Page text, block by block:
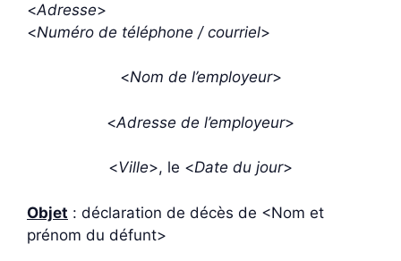
<Adresse>
<Numéro de téléphone / courriel>
<Nom de l’employeur>
<Adresse de l’employeur>
<Ville>, le <Date du jour>
Objet : déclaration de décès de <Nom et
prénom du défunt>